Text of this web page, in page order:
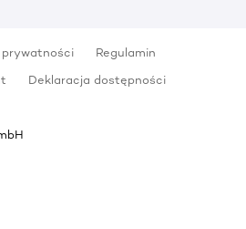
prywatności
Regulamin
Deklaracja dostępności